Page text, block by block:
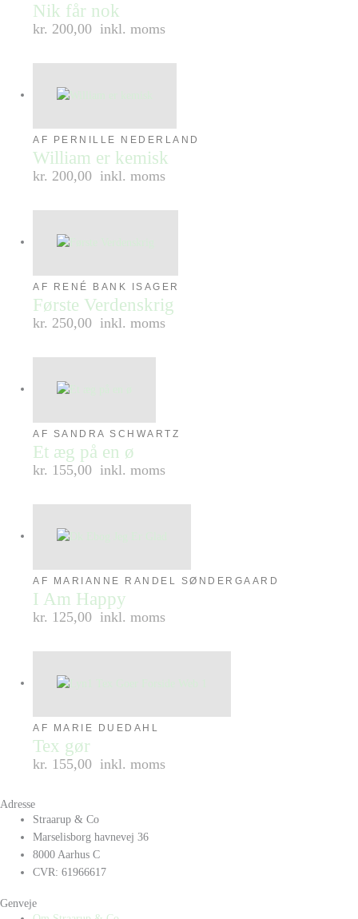
Nik får nok
kr. 200,00 inkl. moms
AF PERNILLE NEDERLAND
William er kemisk
kr. 200,00 inkl. moms
AF RENÉ BANK ISAGER
Første Verdenskrig
kr. 250,00 inkl. moms
AF SANDRA SCHWARTZ
Et æg på en ø
kr. 155,00 inkl. moms
AF MARIANNE RANDEL SØNDERGAARD
I Am Happy
kr. 125,00 inkl. moms
AF MARIE DUEDAHL
Tex gør
kr. 155,00 inkl. moms
Adresse
Straarup & Co
Marselisborg havnevej 36
8000 Aarhus C
CVR: 61966617
Genveje